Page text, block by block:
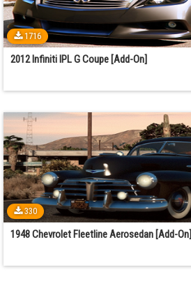
1716
2012 Infiniti IPL G Coupe [Add-On]
330
1948 Chevrolet Fleetline Aerosedan [Add-On]